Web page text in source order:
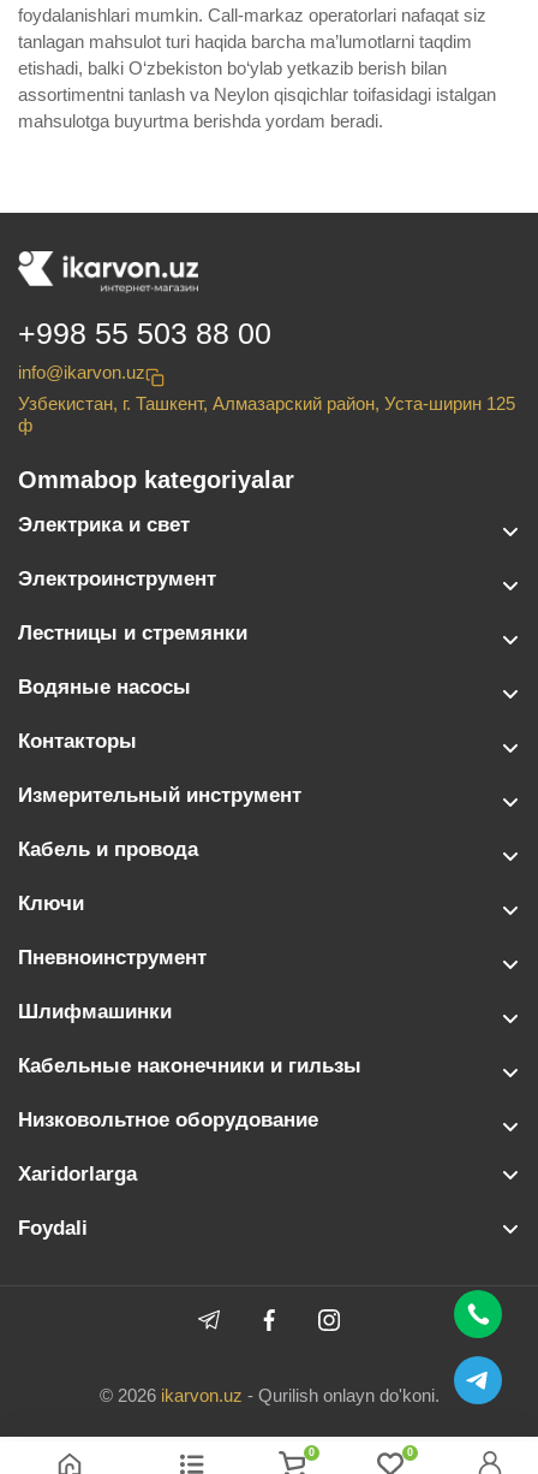
foydalanishlari mumkin. Call-markaz operatorlari nafaqat siz
tanlagan mahsulot turi haqida barcha ma’lumotlarni taqdim
etishadi, balki O‘zbekiston bo‘ylab yetkazib berish bilan
assortimentni tanlash va Neylon qisqichlar toifasidagi istalgan
mahsulotga buyurtma berishda yordam beradi.
+998 55 503 88 00
info@ikarvon.uz
Узбекистан, г. Ташкент, Алмазарский район, Уста-ширин 125
ф
Ommabop kategoriyalar
Электрика и свет
Электроинструмент
Лестницы и стремянки
Водяные насосы
Контакторы
Измерительный инструмент
Кабель и провода
Ключи
Пневноинструмент
Шлифмашинки
Кабельные наконечники и гильзы
Низковольтное оборудование
Xaridorlarga
Foydali
© 2026 ikarvon.uz - Qurilish onlayn do'koni.
0 0